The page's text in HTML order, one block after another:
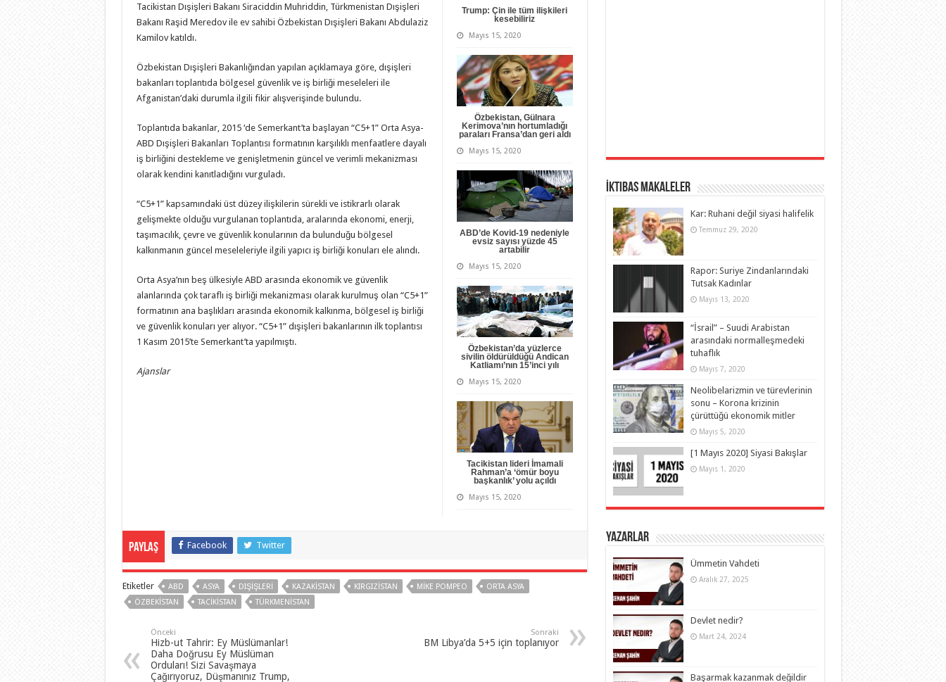
Trump: Çin ile tüm ilişkileri
kesebiliriz
Mayıs 15, 2020
Özbekistan, Gülnara
Kerimova’nın hortumladığı
paraları Fransa’dan geri aldı
Mayıs 15, 2020
ABD’de Kovid-19 nedeniyle
evsiz sayısı yüzde 45
artabilir
Mayıs 15, 2020
Özbekistan’da yüzlerce
sivilin öldürüldüğü Andican
Katliamı’nın 15’inci yılı
Mayıs 15, 2020
Tacikistan lideri İmamali
Rahman’a ‘ömür boyu
başkanlık’ yolu açıldı
Mayıs 15, 2020
Tacikistan Dışişleri Bakanı Siraciddin Muhriddin, Türkmenistan Dışişleri
Bakanı Raşid Meredov ile ev sahibi Özbekistan Dışişleri Bakanı Abdulaziz
Kamilov katıldı.
Özbekistan Dışişleri Bakanlığından yapılan açıklamaya göre, dışişleri
bakanları toplantıda bölgesel güvenlik ve iş birliği meseleleri ile
Afganistan’daki durumla ilgili fikir alışverişinde bulundu.
Toplantıda bakanlar, 2015 ‘de Semerkant’ta başlayan “C5+1” Orta Asya-
ABD Dışişleri Bakanları Toplantısı formatının karşılıklı menfaatlere dayalı
iş birliğini destekleme ve genişletmenin güncel ve verimli mekanizması
olarak kendini kanıtladığını vurguladı.
“C5+1” kapsamındaki üst düzey ilişkilerin sürekli ve istikrarlı olarak
gelişmekte olduğu vurgulanan toplantıda, aralarında ekonomi, enerji,
taşımacılık, çevre ve güvenlik konularının da bulunduğu bölgesel
kalkınmanın güncel meseleleriyle ilgili yapıcı iş birliği konuları ele alındı.
Orta Asya’nın beş ülkesiyle ABD arasında ekonomik ve güvenlik
alanlarında çok taraflı iş birliği mekanizması olarak kurulmuş olan “C5+1”
formatının ana başlıkları arasında ekonomik kalkınma, bölgesel iş birliği
ve güvenlik konuları yer alıyor. “C5+1” dışişleri bakanlarının ilk toplantısı
1 Kasım 2015’te Semerkant’ta yapılmıştı.
Ajanslar
Paylaş Facebook Twitter
Etiketler ABD ASYA DIŞIŞLERI KAZAKISTAN KIRGIZISTAN MIKE POMPEO
ORTA ASYA
ÖZBEKISTAN
TACIKISTAN TÜRKMENISTAN
Önceki
Hizb-ut Tahrir: Ey Müslümanlar!
Daha Doğrusu Ey Müslüman
Orduları! Sizi Savaşmaya
Çağırıyoruz, Düşmanınız Trump,
Sonraki
BM Libya’da 5+5 için toplanıyor
İktibas Makaleler
Kar: Ruhani değil siyasi halifelik
Temmuz 29, 2020
Rapor: Suriye Zindanlarındaki
Tutsak Kadınlar
Mayıs 13, 2020
“İsrail” – Suudi Arabistan
arasındaki normalleşmedeki
tuhaflık
Mayıs 7, 2020
Neolibelarizmin ve türevlerinin
sonu – Korona krizinin
çürüttüğü ekonomik mitler
Mayıs 5, 2020
[1 Mayıs 2020] Siyasi Bakışlar
Mayıs 1, 2020
Yazarlar
Ümmetin Vahdeti
Aralık 27, 2025
Devlet nedir?
Mart 24, 2024
Başarmak kazanmak değildir